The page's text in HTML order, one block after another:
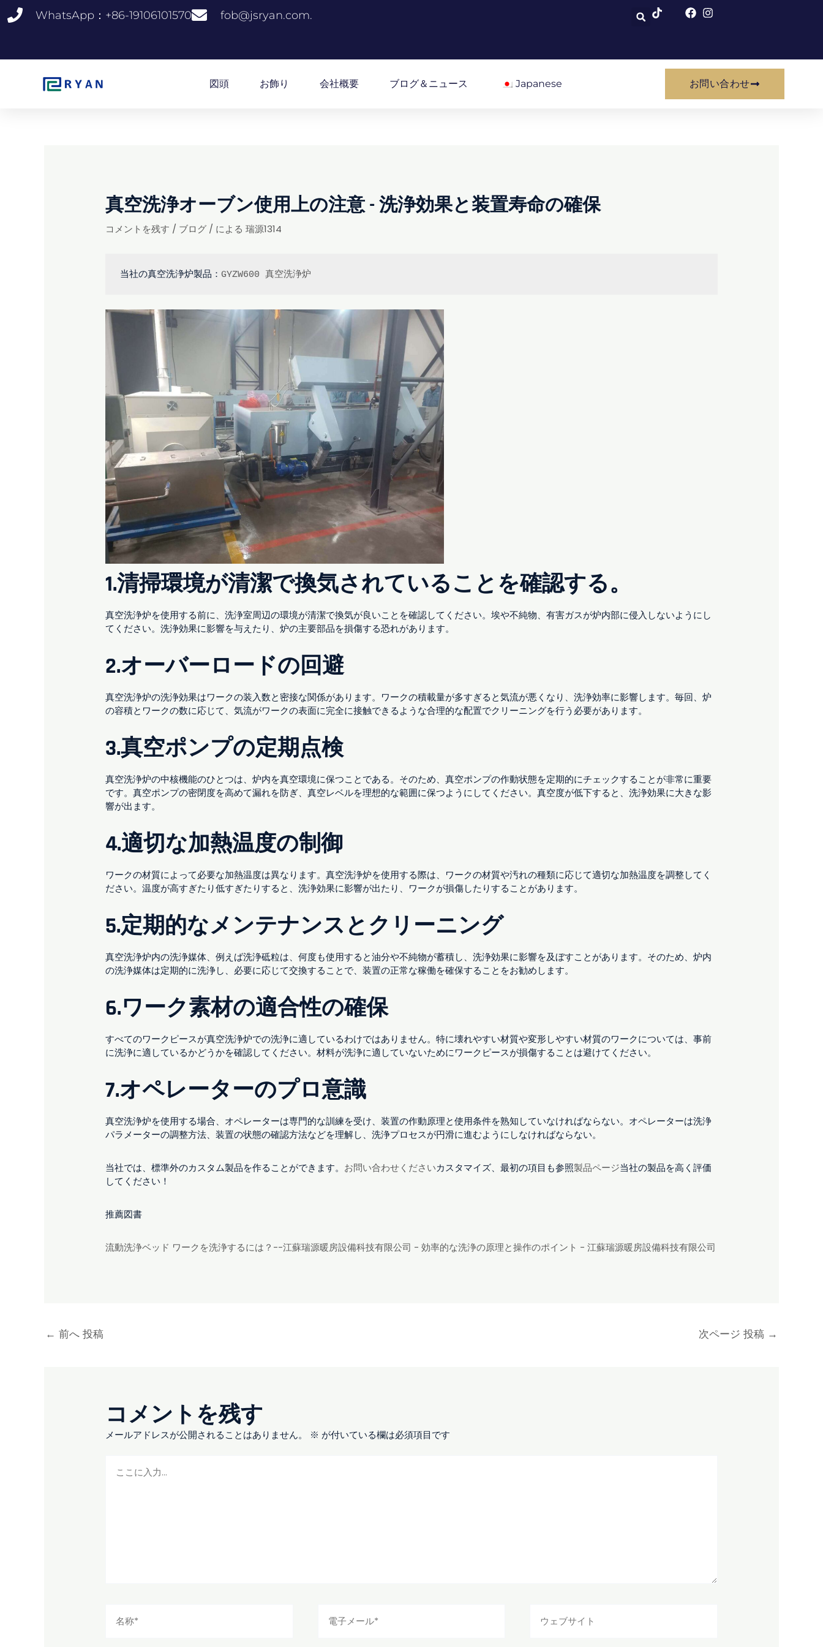
ン
ツ
WhatsApp：+86-19106101570 fob@jsryan.com.
図頭 お飾り 会社概要 ブログ＆ニュース Japanese お問い合わせ
真空洗浄オーブン使用上の注意 - 洗浄効果と装置寿命の確保
コメントを残す / ブログ / による瑞源1314
当社の真空洗浄炉製品： GYZW600 真空洗浄炉
1.清掃環境が清潔で換気されていることを確認する。
真空洗浄炉を使用する前に、洗浄室周辺の環境が清潔で換気が良いことを確認してください。埃や不純物、有害ガスが炉内部に侵入しないようにし
てください。洗浄効果に影響を与えたり、炉の主要部品を損傷する恐れがあります。
2.オーバーロードの回避
真空洗浄炉の洗浄効果はワークの装入数と密接な関係があります。ワークの積載量が多すぎると気流が悪くなり、洗浄効率に影響します。毎回、炉
の容積とワークの数に応じて、気流がワークの表面に完全に接触できるような合理的な配置でクリーニングを行う必要があります。
3.真空ポンプの定期点検
真空洗浄炉の中核機能のひとつは、炉内を真空環境に保つことである。そのため、真空ポンプの作動状態を定期的にチェックすることが非常に重要
です。真空ポンプの密閉度を高めて漏れを防ぎ、真空レベルを理想的な範囲に保つようにしてください。真空度が低下すると、洗浄効果に大きな影
響が出ます。
4.適切な加熱温度の制御
ワークの材質によって必要な加熱温度は異なります。真空洗浄炉を使用する際は、ワークの材質や汚れの種類に応じて適切な加熱温度を調整してく
ださい。温度が高すぎたり低すぎたりすると、洗浄効果に影響が出たり、ワークが損傷したりすることがあります。
5.定期的なメンテナンスとクリーニング
真空洗浄炉内の洗浄媒体、例えば洗浄砥粒は、何度も使用すると油分や不純物が蓄積し、洗浄効果に影響を及ぼすことがあります。そのため、炉内
の洗浄媒体は定期的に洗浄し、必要に応じて交換することで、装置の正常な稼働を確保することをお勧めします。
6.ワーク素材の適合性の確保
すべてのワークピースが真空洗浄炉での洗浄に適しているわけではありません。特に壊れやすい材質や変形しやすい材質のワークについては、事前
に洗浄に適しているかどうかを確認してください。材料が洗浄に適していないためにワークピースが損傷することは避けてください。
7.オペレーターのプロ意識
真空洗浄炉を使用する場合、オペレーターは専門的な訓練を受け、装置の作動原理と使用条件を熟知していなければならない。オペレーターは洗浄
パラメーターの調整方法、装置の状態の確認方法などを理解し、洗浄プロセスが円滑に進むようにしなければならない。
当社では、標準外のカスタム製品を作ることができます。 お問い合わせくださいカスタマイズ、最初の項目も参照製品ページ当社の製品を高く評価
してください！
推薦図書
流動洗浄ベッド ワークを洗浄するには？--江蘇瑞源暖房設備科技有限公司 - 効率的な洗浄の原理と操作のポイント - 江蘇瑞源暖房設備科技有限公司
← 前へ 投稿 次ページ 投稿 →
コメントを残す
メールアドレスが公開されることはありません。 ※ が付いている欄は必須項目です